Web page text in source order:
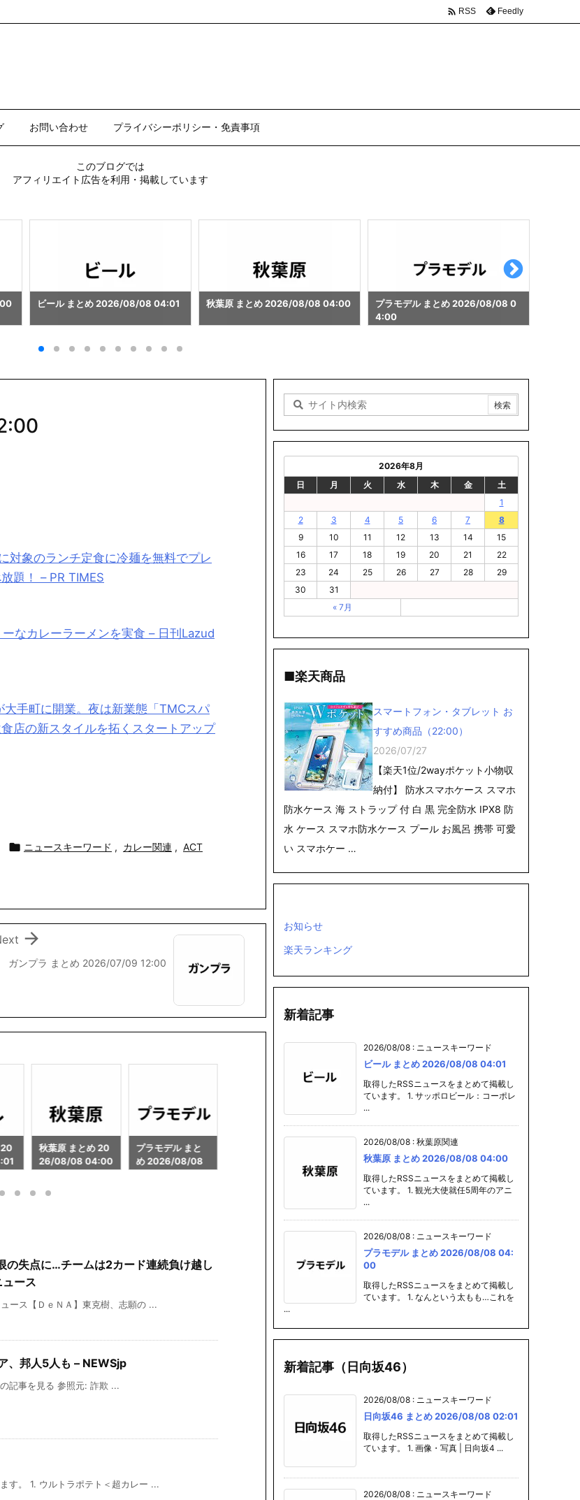
お問い合わせ プライバシーポリシー・免責事項
 RSS Feedly
このブログでは
アフィリエイト広告を利用・掲載しています
秋葉原 まとめ 2026/08/08 04:00
プラモデル まとめ 2026/08/08 0
ガンプラ まとめ 2026/08/08 04:
00
対象のランチ定食に冷麺を無料でプレ
題！ – PR TIMES
なカレーラーメンを実食 – 日刊Lazud
大手町に開業。夜は新業態「TMCスパ
店の新スタイルを拓くスタートアップ
 ニュースキーワード , カレー関連 , ACT
ガンプラ まとめ 2026/07/09 12:00

20
プラモデル まと
め 2026/08/08
ガンプラ まとめ 2
026/08/08 04:0
スイーツ まとめ 2
026/08/08 04:0
0
ミラーレス一眼
まとめ 2026/08/
08 04:00
の失点に…チームは2カード連続負け越し
ュース
ース【ＤｅＮＡ】東克樹、志願の ...
、邦人5人も – NEWSjp
記事を見る 参照元: 詐欺 ...
す。 1. ウルトラポテト＜超カレー ...
2026年8月
日
月 火 水 木 金
土
1
2
3 4 5 6 7
8
9
10 11 12 13 14
15
16
17 18 19 20 21
22
23
24 25 26 27 28
29
30
31
« 7月
■楽天商品
スマートフォン・タブレット お
すすめ商品（22:00）
2026/07/27
【楽天1位/2wayポケット小物収
納付】 防水スマホケース スマホ
防水ケース 海 ストラップ 付 白 黒 完全防水 IPX8 防
水 ケース スマホ防水ケース プール お風呂 携帯 可愛
い スマホケー …
お知らせ
楽天ランキング
新着記事
2026/08/08 : ニュースキーワード
ビール まとめ 2026/08/08 04:01
取得したRSSニュースをまとめて掲載し
ています。 1. サッポロビール：コーポレ
...
2026/08/08 : 秋葉原関連
秋葉原 まとめ 2026/08/08 04:00
取得したRSSニュースをまとめて掲載し
ています。 1. 観光大使就任5周年のアニ
...
2026/08/08 : ニュースキーワード
プラモデル まとめ 2026/08/08 04:
00
取得したRSSニュースをまとめて掲載し
ています。 1. なんという太もも…これを
...
新着記事（日向坂46）
2026/08/08 : ニュースキーワード
日向坂46 まとめ 2026/08/08 02:01
取得したRSSニュースをまとめて掲載し
ています。 1. 画像・写真 | 日向坂4 ...
2026/08/08 : ニュースキーワード